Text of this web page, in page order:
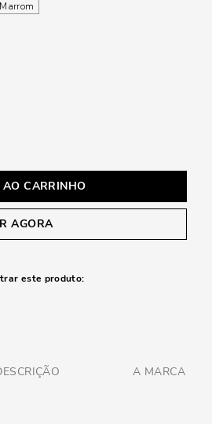
Marrom
CARRINHO
AGORA
este produto:
A MARCA